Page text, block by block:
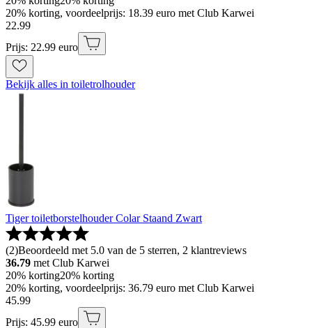
20% korting, voordeelprijs: 18.39 euro met Club Karwei
22.99
Prijs: 22.99 euro
Bekijk alles in toiletrolhouder
Tiger toiletborstelhouder Colar Staand Zwart
(2)Beoordeeld met 5.0 van de 5 sterren, 2 klantreviews
36.79 met Club Karwei
20% korting20% korting
20% korting, voordeelprijs: 36.79 euro met Club Karwei
45.99
Prijs: 45.99 euro